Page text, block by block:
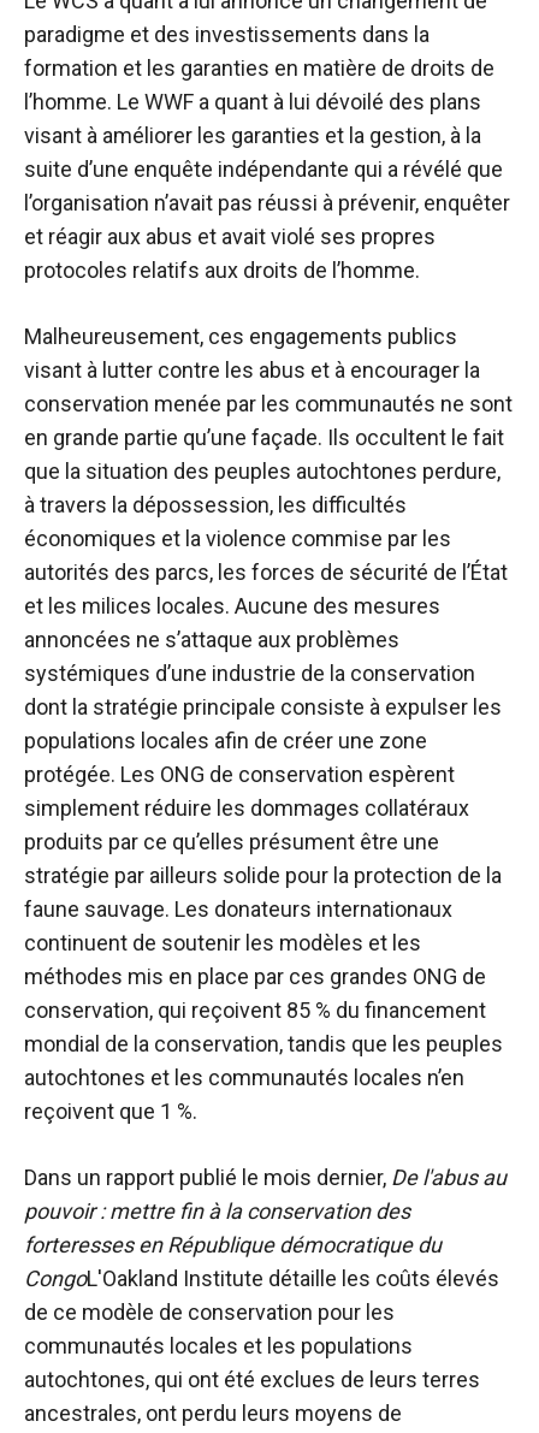
paradigme et des investissements dans la
formation et les garanties en matière de droits de
l’homme. Le WWF a quant à lui dévoilé des plans
visant à améliorer les garanties et la gestion, à la
suite d’une enquête indépendante qui a révélé que
l’organisation n’avait pas réussi à prévenir, enquêter
et réagir aux abus et avait violé ses propres
protocoles relatifs aux droits de l’homme.
Malheureusement, ces engagements publics
visant à lutter contre les abus et à encourager la
conservation menée par les communautés ne sont
en grande partie qu’une façade. Ils occultent le fait
que la situation des peuples autochtones perdure,
à travers la dépossession, les difficultés
économiques et la violence commise par les
autorités des parcs, les forces de sécurité de l’État
et les milices locales. Aucune des mesures
annoncées ne s’attaque aux problèmes
systémiques d’une industrie de la conservation
dont la stratégie principale consiste à expulser les
populations locales afin de créer une zone
protégée. Les ONG de conservation espèrent
simplement réduire les dommages collatéraux
produits par ce qu’elles présument être une
stratégie par ailleurs solide pour la protection de la
faune sauvage. Les donateurs internationaux
continuent de soutenir les modèles et les
méthodes mis en place par ces grandes ONG de
conservation, qui reçoivent 85 % du financement
mondial de la conservation, tandis que les peuples
autochtones et les communautés locales n’en
reçoivent que 1 %.
Dans un rapport publié le mois dernier, De l'abus au
pouvoir : mettre fin à la conservation des
forteresses en République démocratique du
CongoL'Oakland Institute détaille les coûts élevés
de ce modèle de conservation pour les
communautés locales et les populations
autochtones, qui ont été exclues de leurs terres
ancestrales, ont perdu leurs moyens de